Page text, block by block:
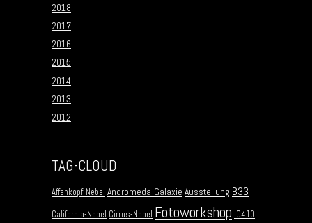
2018
2017
2016
2015
2014
2013
2012
TAG-CLOUD
Affenkopf-Nebel Andromeda-Galaxie Ausstellung B33
California-Nebel Cirrus-Nebel Fotoworkshop IC410